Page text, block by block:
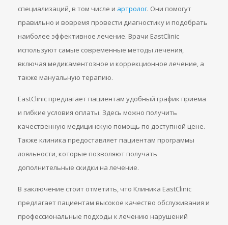
специализаций, в том числе и артролог. Они помогут
правильно и вовремя провести диагностику и подобрать
наиболее эффективное лечение. Врачи EastClinic
используют самые современные методы лечения,
включая медикаментозное и коррекционное лечение, а
также мануальную терапию.
EastClinic предлагает пациентам удобный график приема
и гибкие условия оплаты. Здесь можно получить
качественную медицинскую помощь по доступной цене.
Также клиника предоставляет пациентам программы
лояльности, которые позволяют получать
дополнительные скидки на лечение.
В заключение стоит отметить, что Клиника EastClinic
предлагает пациентам высокое качество обслуживания и
профессиональные подходы к лечению нарушений